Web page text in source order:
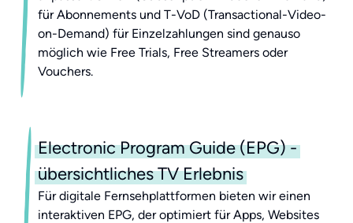
für Abonnements und T-VoD (Transactional-Video-
on-Demand) für Einzelzahlungen sind genauso
möglich wie Free Trials, Free Streamers oder
Vouchers.
Electronic Program Guide (EPG) -
übersichtliches TV Erlebnis
Für digitale Fernsehplattformen bieten wir einen
interaktiven EPG, der optimiert für Apps, Websites